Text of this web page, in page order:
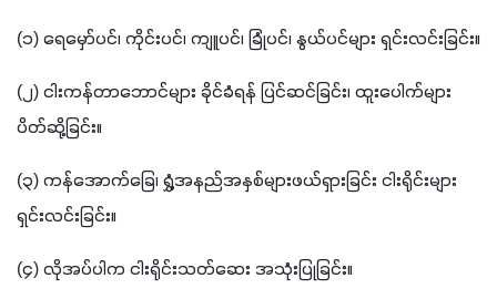
(၁) ရေမှော်ပင်၊ ကိုင်းပင်၊ ကျူပင်၊ ခြုံပင်၊ နွယ်ပင်များ ရှင်းလင်းခြင်း။
(၂) ငါးကန်တာဘောင်များ ခိုင်ခံရန် ပြင်ဆင်ခြင်း၊ ထူးပေါက်များ
ပိတ်ဆို့ခြင်း။
(၃) ကန်အောက်ခြေ၊ ရွှံ့အနည်အနှစ်များဖယ်ရှားခြင်း ငါးရိုင်းများ
ရှင်းလင်းခြင်း။
(၄) လိုအပ်ပါက ငါးရိုင်းသတ်ဆေး အသုံးပြုခြင်း။